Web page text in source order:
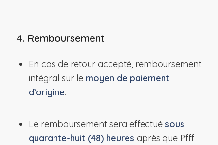
4. Remboursement
En cas de retour accepté, remboursement
intégral sur le moyen de paiement
d’origine.
Le remboursement sera effectué sous
quarante-huit (48) heures après que Pfff